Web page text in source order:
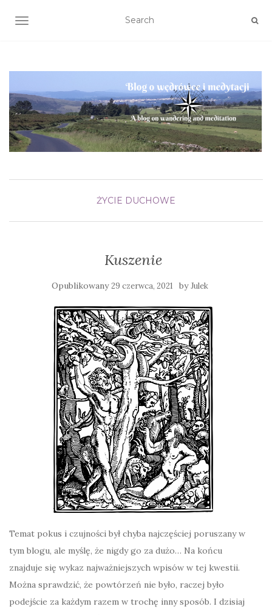
TOGGLE NAVIGATION
ŻYCIE DUCHOWE
Kuszenie
Opublikowany29 czerwca, 2021 byJulek
Temat pokus i czujności był chyba najczęściej poruszany w
tym blogu, ale myślę, że nigdy go za dużo… Na końcu
znajduje się wykaz najważniejszych wpisów w tej kwestii.
Można sprawdzić, że powtórzeń nie było, raczej było
podejście za każdym razem w trochę inny sposób. I dzisiaj